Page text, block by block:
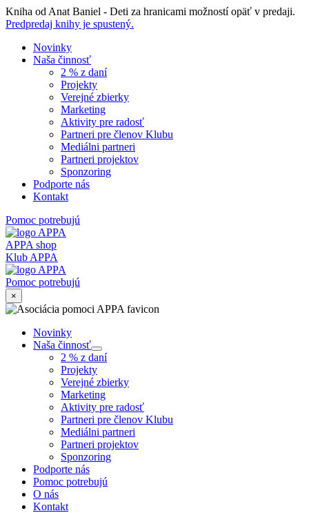
Skip
to
Kniha od Anat Baniel - Deti za hranicami možností opäť v predaji.
Predpredaj knihy je spustený.
Novinky
Naša činnosť
2 % z daní
Projekty
Verejné zbierky
Marketing
Aktivity pre radosť
Partneri pre členov Klubu
Mediálni partneri
Partneri projektov
Sponzoring
Podporte nás
Kontakt
Pomoc potrebujú
APPA shop
Klub APPA
Pomoc potrebujú
×
Novinky
Naša činnosť
Submenu
2 % z daní
Projekty
Verejné zbierky
Marketing
Aktivity pre radosť
Partneri pre členov Klubu
Mediálni partneri
Partneri projektov
Sponzoring
Podporte nás
Pomoc potrebujú
O nás
Kontakt